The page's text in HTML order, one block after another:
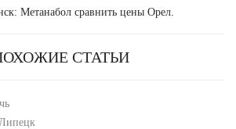
Метанабол сравнить цены Орел.
СТАТЬИ